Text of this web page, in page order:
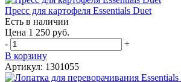
Пресс для картофеля Essentials Duet
Есть в наличии
Цена 1 250 руб.
-
+
В корзину
Артикул: 1301055